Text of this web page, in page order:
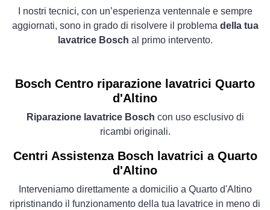
I nostri tecnici, con un’esperienza ventennale e sempre
aggiornati, sono in grado di risolvere il problema della tua
lavatrice Bosch al primo intervento.
Bosch Centro riparazione lavatrici Quarto
d'Altino
Riparazione lavatrice Bosch con uso esclusivo di
ricambi originali.
Centri Assistenza Bosch lavatrici a Quarto
d'Altino
Interveniamo direttamente a domicilio a Quarto d'Altino
ripristinando il funzionamento della tua lavatrice in meno di